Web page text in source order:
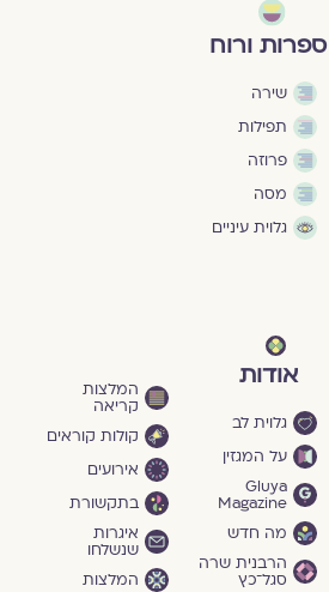
ספרות ורוח
שירה
תפילות
פרוזה
מסה
גלוית עיניים
אודות
גלוית לב
על המגזין
Gluya
Magazine
מה חדש
הרבנית שרה
סגל־כץ
המלצות
קריאה
קולות קוראים
אירועים
בתקשורת
איגרות
שנשלחו
המלצות